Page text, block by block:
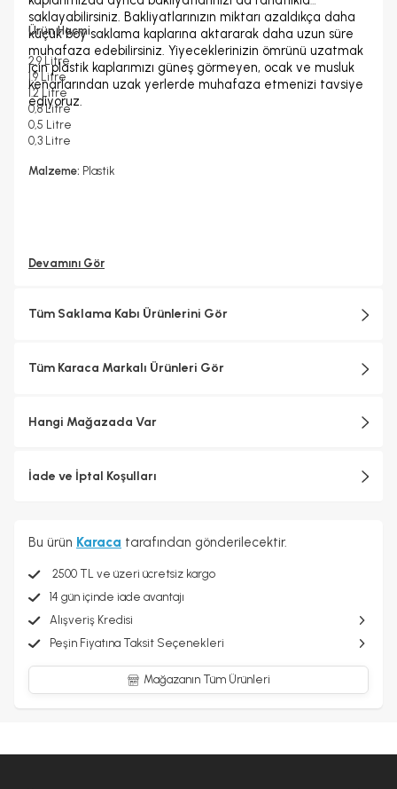
saklayabilirsiniz. Bakliyatlarınızın miktarı azaldıkça daha
küçük boy saklama kaplarına aktararak daha uzun süre
muhafaza edebilirsiniz. Yiyeceklerinizin ömrünü uzatmak
için plastik kaplarımızı güneş görmeyen, ocak ve musluk
kenarlarından uzak yerlerde muhafaza etmenizi tavsiye
ediyoruz.
Ürün Hacmi
2.9 Litre
1.9 Litre
1.2 Litre
0,8 Litre
0,5 Litre
0,3 Litre
Malzeme: Plastik
Devamını Gör
Tüm Saklama Kabı Ürünlerini Gör
Tüm Karaca Markalı Ürünleri Gör
Hangi Mağazada Var
İade ve İptal Koşulları
Bu ürün Karaca tarafından gönderilecektir.
2500 TL ve üzeri ücretsiz kargo
14 gün içinde iade avantajı
Alışveriş Kredisi
Peşin Fiyatına Taksit Seçenekleri
Mağazanın Tüm Ürünleri